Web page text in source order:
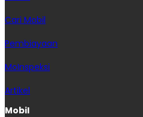
Cari Mobil
Pembiayaan
MoInspeksi
Artikel
Mobil